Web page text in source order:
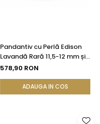
Pandantiv cu Perlă Edison
Lavandă Rară 11,5-12 mm și
Aur 14K (aur 585) |
578,90 RON
ADAUGA IN COS